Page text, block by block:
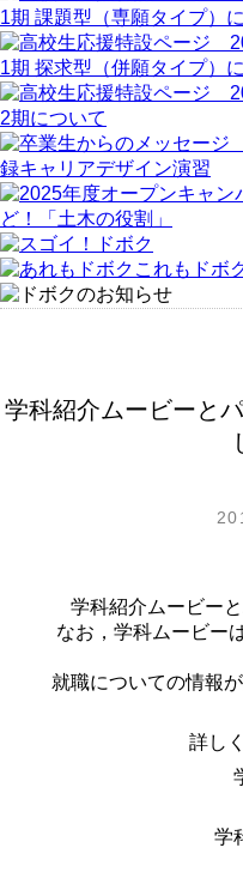
学科紹介ムービーと
学科紹介ムービー
なお，学科ムービー
就職についての情報
詳し
学